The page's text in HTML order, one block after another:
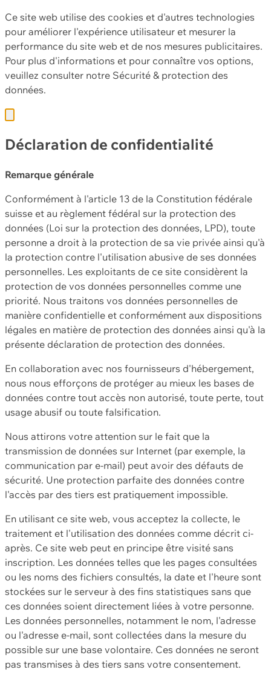
Ce site web utilise des cookies et d'autres technologies
pour améliorer l'expérience utilisateur et mesurer la
performance du site web et de nos mesures publicitaires.
Pour plus d'informations et pour connaître vos options,
veuillez consulter notre Sécurité & protection des
données.
Déclaration de confidentialité
Remarque générale
Conformément à l'article 13 de la Constitution fédérale
suisse et au règlement fédéral sur la protection des
données (Loi sur la protection des données, LPD), toute
personne a droit à la protection de sa vie privée ainsi qu'à
la protection contre l'utilisation abusive de ses données
personnelles. Les exploitants de ce site considèrent la
protection de vos données personnelles comme une
priorité. Nous traitons vos données personnelles de
manière confidentielle et conformément aux dispositions
légales en matière de protection des données ainsi qu'à la
présente déclaration de protection des données.
En collaboration avec nos fournisseurs d'hébergement,
nous nous efforçons de protéger au mieux les bases de
données contre tout accès non autorisé, toute perte, tout
usage abusif ou toute falsification.
Nous attirons votre attention sur le fait que la
transmission de données sur Internet (par exemple, la
communication par e-mail) peut avoir des défauts de
sécurité. Une protection parfaite des données contre
l'accès par des tiers est pratiquement impossible.
En utilisant ce site web, vous acceptez la collecte, le
traitement et l'utilisation des données comme décrit ci-
après. Ce site web peut en principe être visité sans
inscription. Les données telles que les pages consultées
ou les noms des fichiers consultés, la date et l'heure sont
stockées sur le serveur à des fins statistiques sans que
ces données soient directement liées à votre personne.
Les données personnelles, notamment le nom, l'adresse
ou l'adresse e-mail, sont collectées dans la mesure du
possible sur une base volontaire. Ces données ne seront
pas transmises à des tiers sans votre consentement.